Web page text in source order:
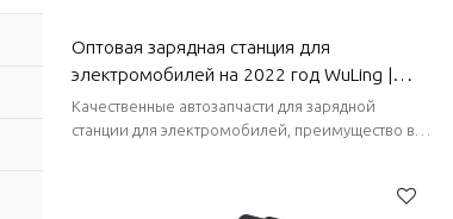
Оптовая зарядная станция для
электромобилей на 2022 год WuLing |
Высокоэффективная зарядка, безопасная
и надежная | Автозапчасти для WuLing
Качественные автозапчасти для зарядной
станции для электромобилей, преимущество в